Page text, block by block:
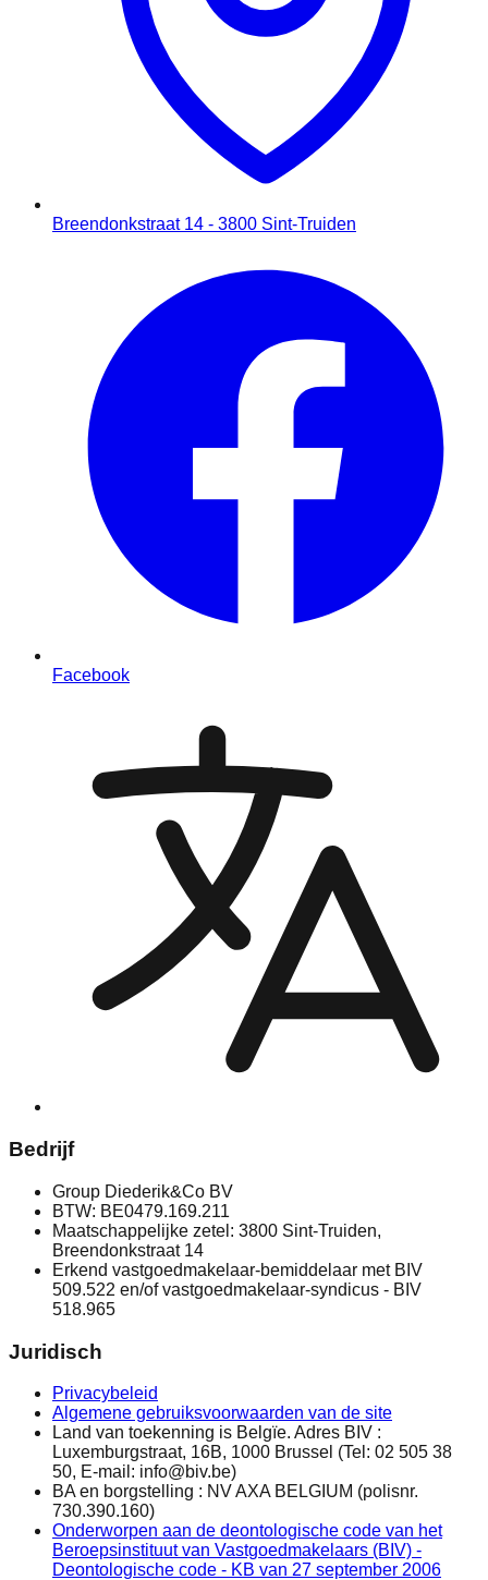
Breendonkstraat 14 - 3800 Sint-Truiden
Facebook
Bedrijf
Group Diederik&Co BV
BTW: BE0479.169.211
Maatschappelijke zetel: 3800 Sint-Truiden,
Breendonkstraat 14
Erkend vastgoedmakelaar-bemiddelaar met BIV
509.522 en/of vastgoedmakelaar-syndicus - BIV
518.965
Juridisch
Privacybeleid
Algemene gebruiksvoorwaarden van de site
Land van toekenning is Belgïe. Adres BIV :
Luxemburgstraat, 16B, 1000 Brussel (Tel: 02 505 38
50, E-mail: info@biv.be)
BA en borgstelling : NV AXA BELGIUM (polisnr.
730.390.160)
Onderworpen aan de deontologische code van het
Beroepsinstituut van Vastgoedmakelaars (BIV) -
Deontologische code - KB van 27 september 2006